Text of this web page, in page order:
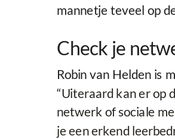
mannetje teveel op
Check je
Robin van Helden is
“Uiteraard kan er op
netwerk of sociale
je een erkend